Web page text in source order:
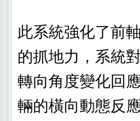
此系統強化了前
的抓地力，系統
轉向角度變化回
輛的橫向動態反應